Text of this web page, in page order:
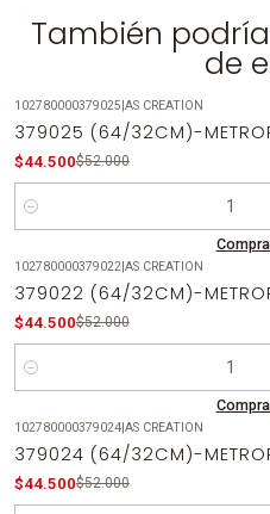
También
de
-14% OFF
102780000379025|AS CREATION
379025 (64/32CM)-
$44.500$52.000
Cantidad
-14% OFF
102780000379022|AS CREATION
379022 (64/32CM)-
$44.500$52.000
Cantidad
-14% OFF
102780000379024|AS CREATION
379024 (64/32CM)-
$44.500$52.000